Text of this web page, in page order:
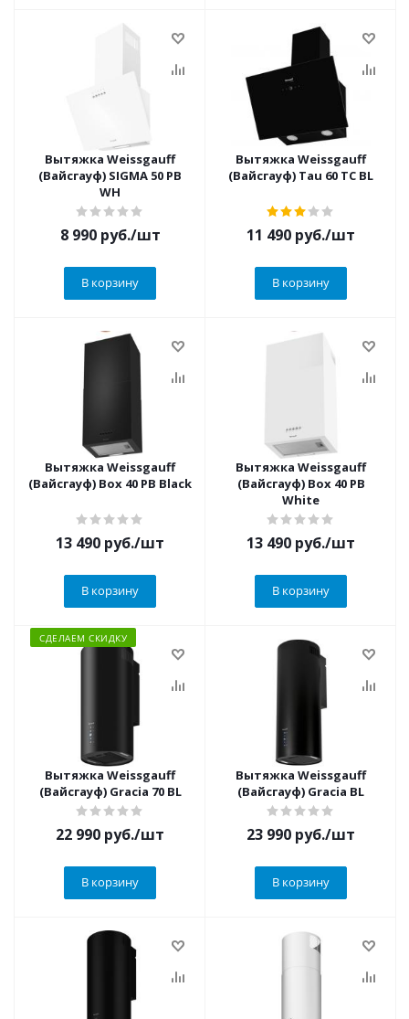
Вытяжка Weissgauff
(Вайсгауф) SIGMA 50 PB
WH
8 990руб./шт
В корзину
Вытяжка Weissgauff
(Вайсгауф) Tau 60 TC BL
11 490 руб./шт
В корзину
Вытяжка Weissgauff
(Вайсгауф) Box 40 PB Black
13 490 руб./шт
В корзину
Вытяжка Weissgauff
(Вайсгауф) Box 40 PB
White
13 490 руб./шт
В корзину
СДЕЛАЕМ СКИДКУ
Вытяжка Weissgauff
(Вайсгауф) Gracia 70 BL
22 990 руб./шт
В корзину
Вытяжка Weissgauff
(Вайсгауф) Gracia BL
23 990 руб./шт
В корзину